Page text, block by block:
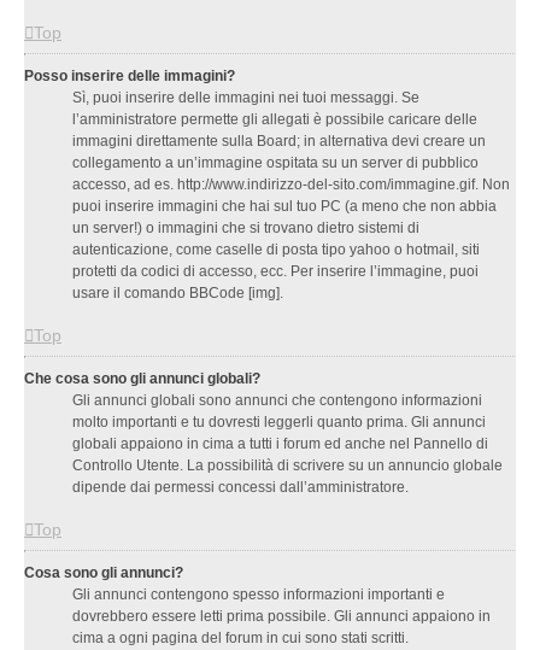
Top
Posso inserire delle immagini?
Sì, puoi inserire delle immagini nei tuoi messaggi. Se
l’amministratore permette gli allegati è possibile caricare delle
immagini direttamente sulla Board; in alternativa devi creare un
collegamento a un’immagine ospitata su un server di pubblico
accesso, ad es. http://www.indirizzo-del-sito.com/immagine.gif. Non
puoi inserire immagini che hai sul tuo PC (a meno che non abbia
un server!) o immagini che si trovano dietro sistemi di
autenticazione, come caselle di posta tipo yahoo o hotmail, siti
protetti da codici di accesso, ecc. Per inserire l’immagine, puoi
usare il comando BBCode [img].
Top
Che cosa sono gli annunci globali?
Gli annunci globali sono annunci che contengono informazioni
molto importanti e tu dovresti leggerli quanto prima. Gli annunci
globali appaiono in cima a tutti i forum ed anche nel Pannello di
Controllo Utente. La possibilità di scrivere su un annuncio globale
dipende dai permessi concessi dall’amministratore.
Top
Cosa sono gli annunci?
Gli annunci contengono spesso informazioni importanti e
dovrebbero essere letti prima possibile. Gli annunci appaiono in
cima a ogni pagina del forum in cui sono stati scritti.